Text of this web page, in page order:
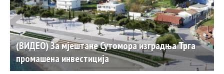
(ВИДЕО) За мјештане Сутомора изградња Трга
промашена инвестиција